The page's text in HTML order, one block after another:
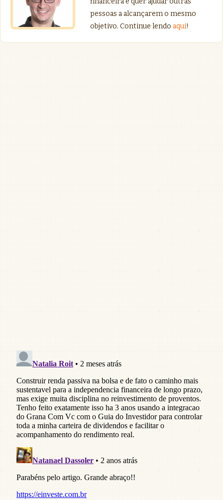
pessoas a alcançarem o mesmo
objetivo. Continue lendo aqui!